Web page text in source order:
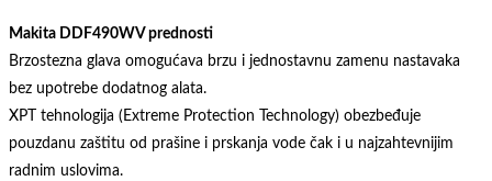
Makita DDF490WV prednosti
Brzostezna glava omogućava brzu i jednostavnu zamenu nastavaka
bez upotrebe dodatnog alata.
XPT tehnologija (Extreme Protection Technology) obezbeđuje
pouzdanu zaštitu od prašine i prskanja vode čak i u najzahtevnijim
radnim uslovima.